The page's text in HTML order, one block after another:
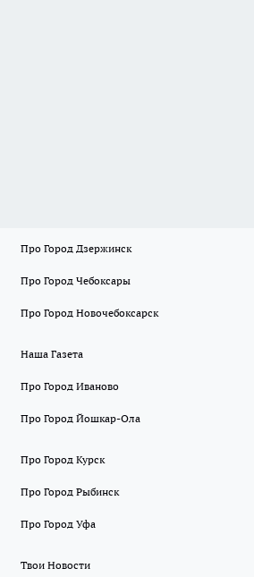
Про Город Дзержинск
Про Город Чебоксары
Про Город Новочебоксарск
Наша Газета
Про Город Иваново
Про Город Йошкар-Ола
Про Город Курск
Про Город Рыбинск
Про Город Уфа
Твои Новости